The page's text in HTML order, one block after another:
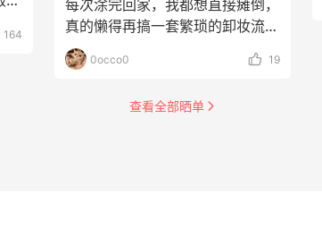
164
每次涂完回家，我都想直接瘫倒，
真的懒得再搞一套繁琐的卸妆流
程。特别是像安耐晒这种
0occo0 19
查看全部晒单